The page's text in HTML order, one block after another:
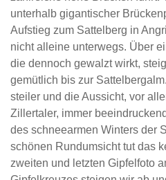
unterhalb gigantischer
Aufstieg zum Sattelberg in
nicht alleine unterwegs. Über
die dennoch gewalzt wirkt,
gemütlich bis zur
steiler und die Aussicht, vor
Zillertaler, immer
des schneearmen Winters der
schönen Rundumsicht tut das
zweiten und letzten Gipfelfoto